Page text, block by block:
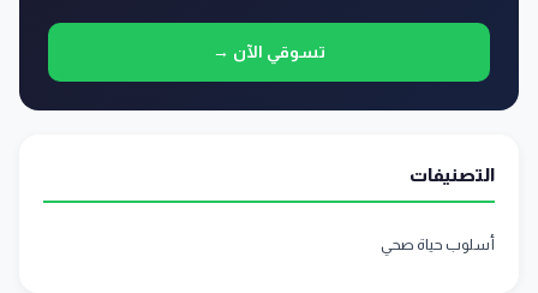
تسوقي الآن →
التصنيفات
أسلوب حياة صحي